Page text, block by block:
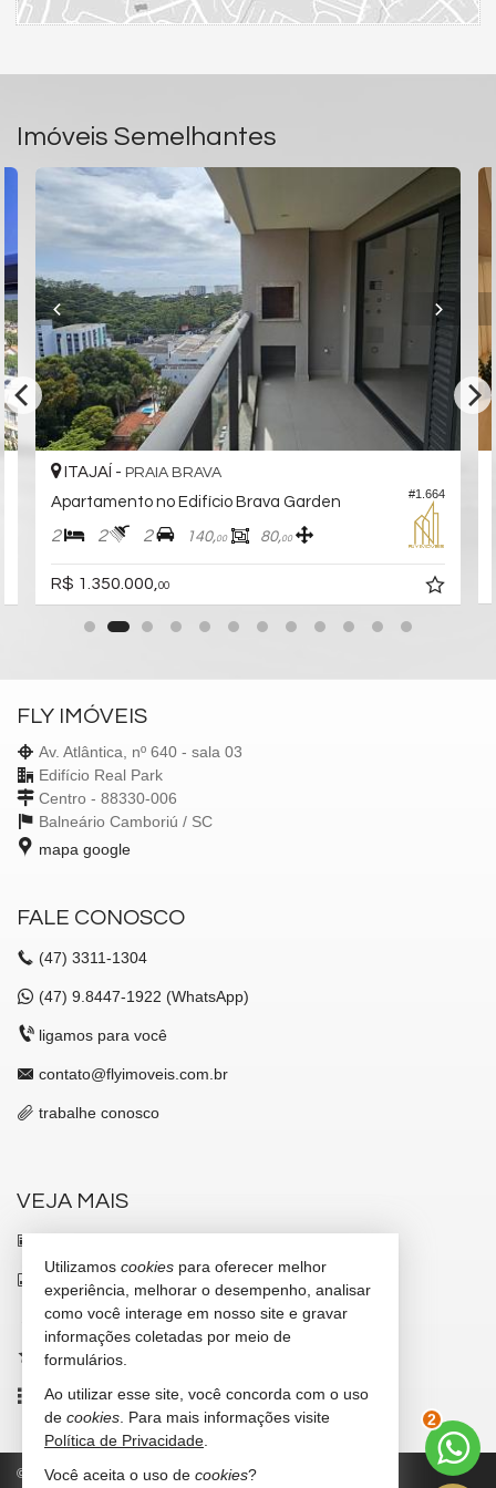
Imóveis Semelhantes
#1.664
ITAJAÍ - PRAIA BRAVA
Apartamento no Edifício Brava Garden
2 2 2 140,00 80,00
R$ 1.350.000,00
FLY IMÓVEIS
Av. Atlântica, nº 640 - sala 03
Edifício Real Park
Centro - 88330-006
Balneário Camboriú / SC
mapa google
FALE CONOSCO
(47) 3311-1304
(47) 9.8447-1922 (WhatsApp)
ligamos para você
contato@flyimoveis.com.br
trabalhe conosco
VEJA MAIS
indicadores financeiros
cadastre seu imóvel
imóveis favoritos
mapa de imóveis
© 2026 CRECI/SC 7347-J Política de Privacidade
2
Utilizamos cookies para oferecer melhor
experiência, melhorar o desempenho, analisar
como você interage em nosso site e gravar
informações coletadas por meio de
formulários.
Ao utilizar esse site, você concorda com o uso
de cookies . Para mais informações visite
Política de Privacidade
Você aceita o uso de cookies?